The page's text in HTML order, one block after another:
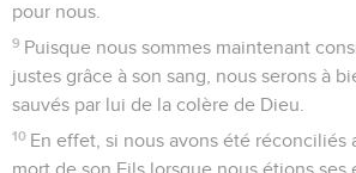
pour nous.
9 Puisque nous sommes maintenant
justes grâce à son sang, nous serons à
sauvés par lui de la colère de Dieu.
10 En effet, si nous avons été réconciliés
mort de son Fils lorsque nous étions ses